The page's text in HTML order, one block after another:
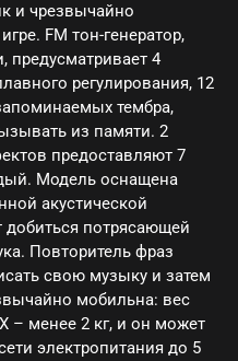
и чрезвычайно
FM тон-генератор,
предусматривает 4
регулирования, 12
тембра,
из памяти. 2
предоставляют 7
Модель оснащена
акустической
добиться потрясающей
Повторитель фраз
свою музыку и затем
мобильна: вес
– менее 2 кг, и он может
электропитания до 5